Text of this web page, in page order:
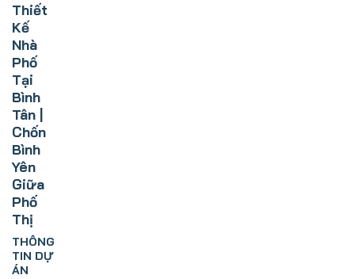
Thiết
Kế
Nhà
Phố
Tại
Bình
Tân |
Chốn
Bình
Yên
Giữa
Phố
Thị
THÔNG
TIN DỰ
ÁN